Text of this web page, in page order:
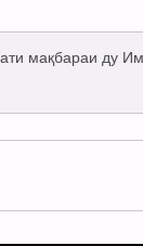
мақбараи ду